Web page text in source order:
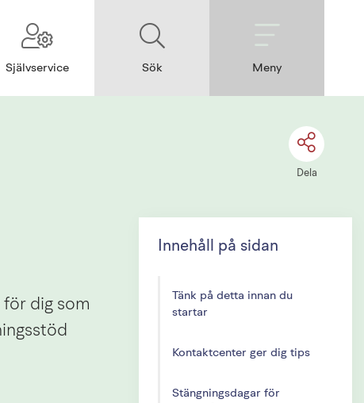
Självservice Sök Meny
Dela
dig som
Innehåll på sidan
Tänk på detta innan du
startar
Kontaktcenter ger dig tips
Stängningsdagar för